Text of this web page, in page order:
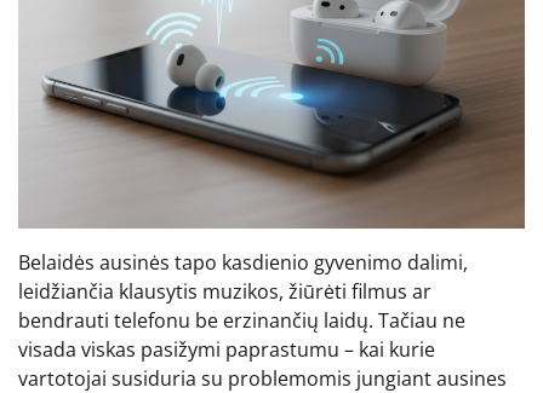
Belaidės ausinės tapo kasdienio gyvenimo dalimi,
leidžiančia klausytis muzikos, žiūrėti filmus ar
bendrauti telefonu be erzinančių laidų. Tačiau ne
visada viskas pasižymi paprastumu – kai kurie
vartotojai susiduria su problemomis jungiant ausines